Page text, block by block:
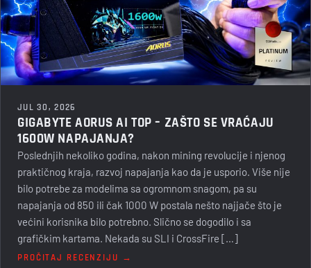
JUL 30, 2026
GIGABYTE AORUS AI TOP – ZAŠTO SE VRAĆAJU
1600W NAPAJANJA?
Poslednjih nekoliko godina, nakon mining revolucije i njenog
praktičnog kraja, razvoj napajanja kao da je usporio. Više nije
bilo potrebe za modelima sa ogromnom snagom, pa su
napajanja od 850 ili čak 1000 W postala nešto najjače što je
većini korisnika bilo potrebno. Slično se dogodilo i sa
grafičkim kartama. Nekada su SLI i CrossFire […]
PROČITAJ RECENZIJU →